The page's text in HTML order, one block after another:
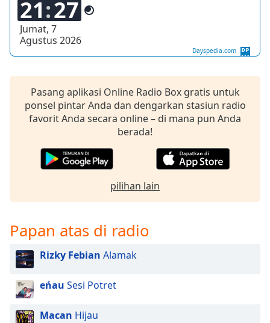
21 27
Jumat, 7
Agustus 2026
Dayspedia.com
Pasang aplikasi Online Radio Box gratis untuk
ponsel pintar Anda dan dengarkan stasiun radio
favorit Anda secara online – di mana pun Anda
berada!
pilihan lain
Papan atas di radio
Rizky Febian Alamak
eńau Sesi Potret
Macan Hijau